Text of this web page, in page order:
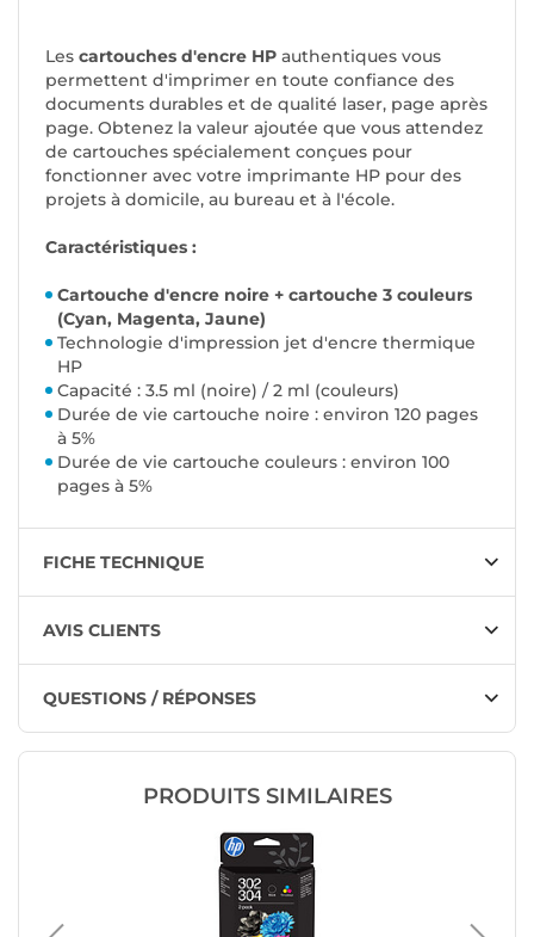
Les cartouches d'encre HP authentiques vous
permettent d'imprimer en toute confiance des
documents durables et de qualité laser, page après
page. Obtenez la valeur ajoutée que vous attendez
de cartouches spécialement conçues pour
fonctionner avec votre imprimante HP pour des
projets à domicile, au bureau et à l'école.
Caractéristiques :
Cartouche d'encre noire + cartouche 3 couleurs
(Cyan, Magenta, Jaune)
Technologie d'impression jet d'encre thermique
HP
Capacité : 3.5 ml (noire) / 2 ml (couleurs)
Durée de vie cartouche noire : environ 120 pages
à 5%
Durée de vie cartouche couleurs : environ 100
pages à 5%
FICHE TECHNIQUE
AVIS CLIENTS
QUESTIONS / RÉPONSES
PRODUITS SIMILAIRES